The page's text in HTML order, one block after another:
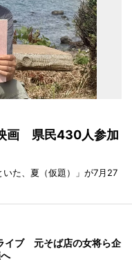
画 県民430人参加
た、夏（仮題）」が7月27
イブ 元そば店の女将ら企